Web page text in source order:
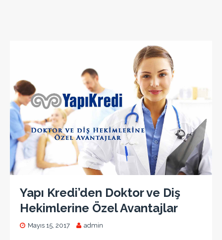
Yapı Kredi’den Doktor ve Diş
Hekimlerine Özel Avantajlar
Mayıs 15, 2017 admin